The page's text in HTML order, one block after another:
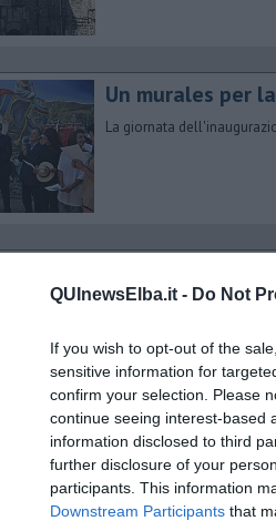
QUInewsElba.it - Do Not
If you wish to opt-out of the
sensitive information for
confirm your selection. Please
continue seeing interest-based
information disclosed to third
further disclosure of your
participants. This information
Downstream Participants that
Un murales per
La giornata
Assegnate le aree verdi ai
Progetto Unicef,
Il comune di Campiglia